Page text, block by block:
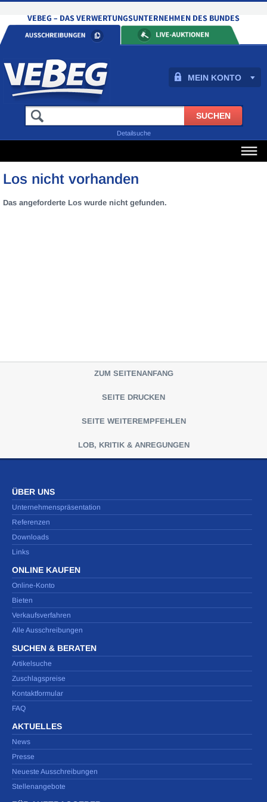
MEIN KONTO
Detailsuche
Los nicht vorhanden
Das angeforderte Los wurde nicht gefunden.
ZUM SEITENANFANG
SEITE DRUCKEN
SEITE WEITEREMPFEHLEN
LOB, KRITIK & ANREGUNGEN
ÜBER UNS
Unternehmenspräsentation
Referenzen
Downloads
Links
ONLINE KAUFEN
Online-Konto
Bieten
Verkaufsverfahren
Alle Ausschreibungen
SUCHEN & BERATEN
Artikelsuche
Zuschlagspreise
Kontaktformular
FAQ
AKTUELLES
News
Presse
Neueste Ausschreibungen
Stellenangebote